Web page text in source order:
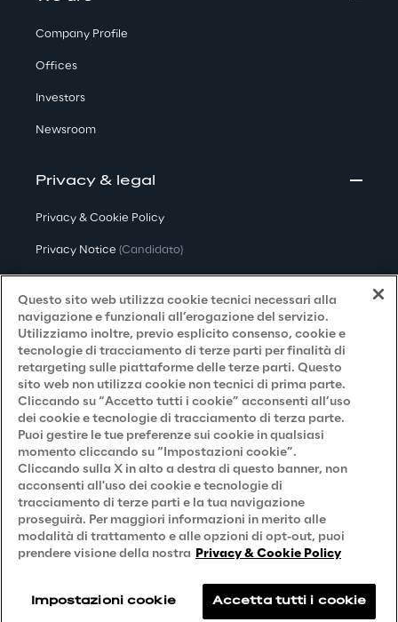
Company Profile
Offices
Investors
Newsroom
Privacy & legal
Privacy & Cookie Policy
Privacy Notice (Candidato)
Privacy Notice(Fornitore)
Privacy Notice (Marketing)
Accessibilità
Careers
Contacts
Reply © 2026
Questo sito web utilizza cookie tecnici necessari alla
navigazione e funzionali all’erogazione del servizio.
Utilizziamo inoltre, previo esplicito consenso, cookie e
tecnologie di tracciamento di terze parti per finalità di
retargeting sulle piattaforme delle terze parti. Questo
sito web non utilizza cookie non tecnici di prima parte.
Cliccando su “Accetto tutti i cookie” acconsenti all’uso
dei cookie e tecnologie di tracciamento di terza parte.
Puoi gestire le tue preferenze sui cookie in qualsiasi
momento cliccando su “Impostazioni cookie”.
Cliccando sulla X in alto a destra di questo banner, non
acconsenti all'uso dei cookie e tecnologie di
tracciamento di terze parti e la tua navigazione
proseguirà. Per maggiori informazioni in merito alle
modalità di trattamento e alle opzioni di opt-out, puoi
prendere visione della nostra Privacy & Cookie Policy
Impostazioni cookie Accetta tutti i cookie